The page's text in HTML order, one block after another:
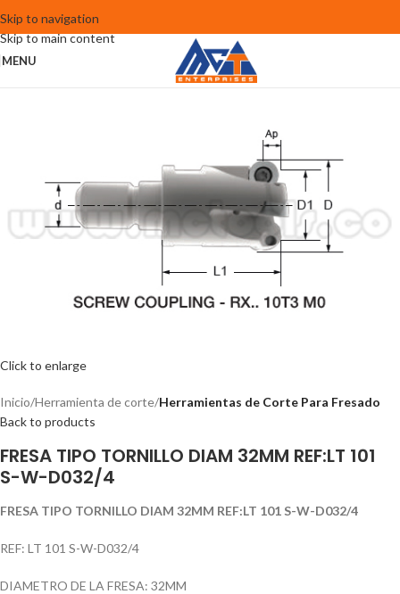
Skip to navigation
Skip to main content
MENU
Click to enlarge
Inicio Herramienta de corte Herramientas de Corte Para Fresado
Back to products
FRESA TIPO TORNILLO DIAM 32MM REF:LT 101
S-W-D032/4
FRESA TIPO TORNILLO DIAM 32MM REF:LT 101 S-W-D032/4
REF: LT 101 S-W-D032/4
DIAMETRO DE LA FRESA: 32MM